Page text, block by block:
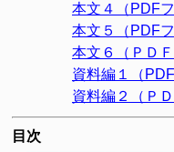
本文４（PDF
本文５（PDF
本文６（ＰＤ
資料編１（
資料編２（Ｐ
目次